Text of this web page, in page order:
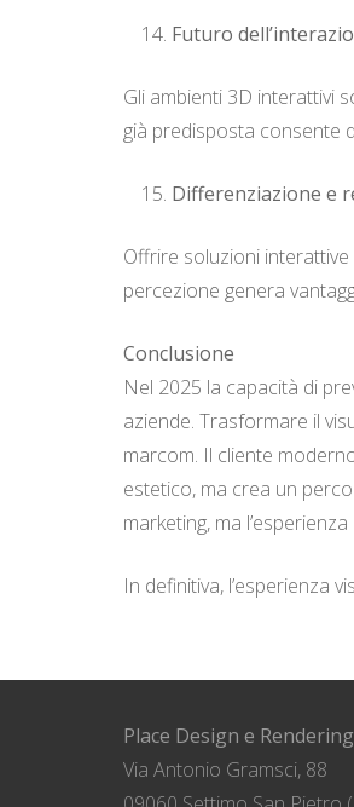
Futuro
Gli ambienti 3D interattivi
già predisposta consente
Differenziazione e
Offrire soluzioni
percezione genera
Conclusione
Nel 2025 la capacità di
aziende. Trasformare il
marcom. Il cliente
estetico, ma crea un
marketing, ma
In definitiva, l’esperienza
Place Design e Rendering
Via Antonio Gramsci, 88